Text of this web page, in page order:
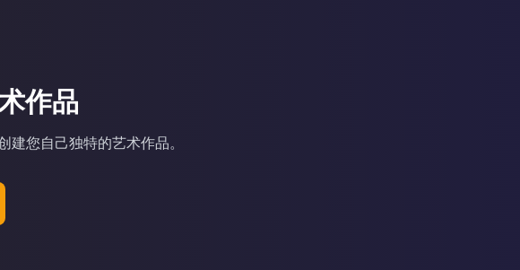
作品
您自己独特的艺术作品。